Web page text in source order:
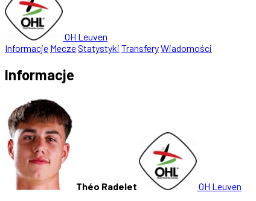
OH Leuven
Informacje MeczeStatystyki TransferyWiadomości
Informacje
Théo Radelet
OH Leuven